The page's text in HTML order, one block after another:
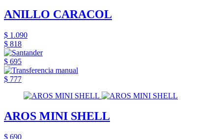
ANILLO CARACOL
$ 1.090
$ 818
$ 695
$ 777
AROS MINI SHELL
$ 690